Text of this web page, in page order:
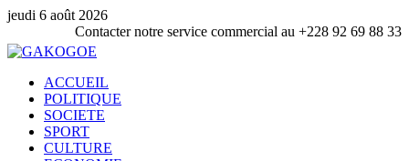
jeudi 6 août 2026
service commercial au +228 92 69 88 33
ACCUEIL
POLITIQUE
SOCIETE
SPORT
CULTURE